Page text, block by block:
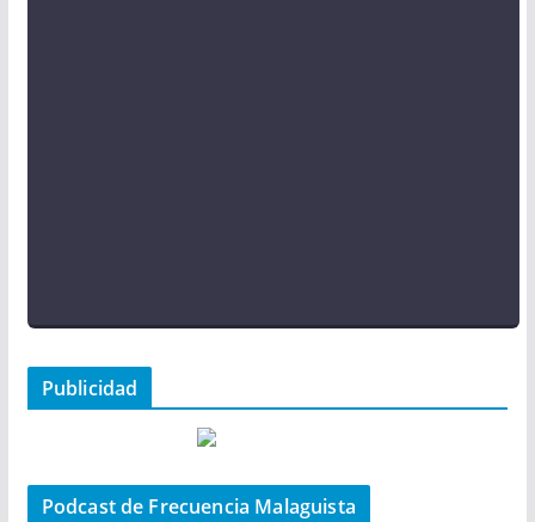
Publicidad
Podcast de Frecuencia Malaguista